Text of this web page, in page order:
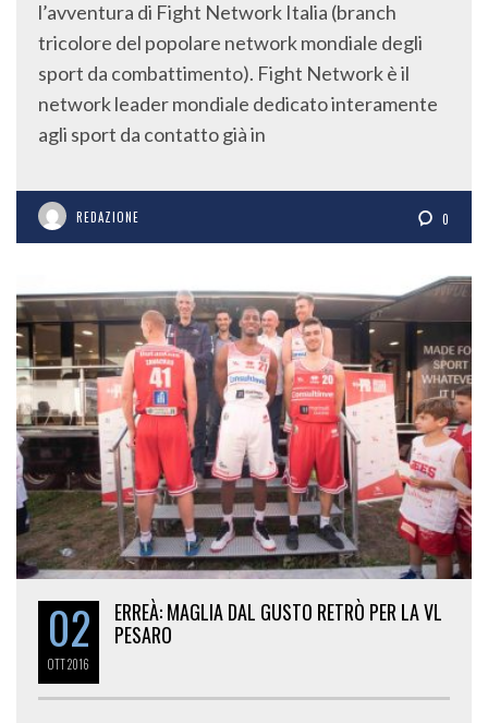
l’avventura di Fight Network Italia (branch
tricolore del popolare network mondiale degli
sport da combattimento). Fight Network è il
network leader mondiale dedicato interamente
agli sport da contatto già in
REDAZIONE 0
02
OTT2016
ERREÀ: MAGLIA DAL GUSTO RETRÒ PER LA VL
PESARO